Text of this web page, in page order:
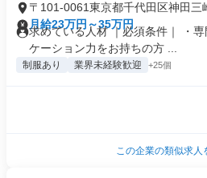
〒101-0061東京都千代田区神田三
月給23万円～35万円
求めている人材 ｜必須条件｜ ・
ケーション力をお持ちの方 ...
制服あり 業界未経験歓迎 +25個
この企業の類似求人